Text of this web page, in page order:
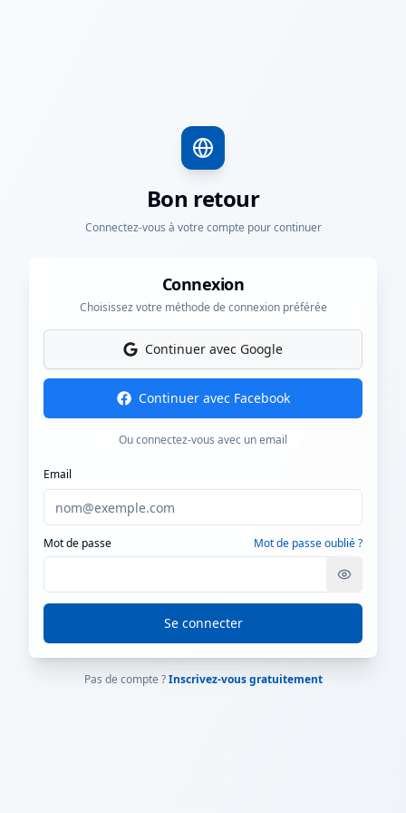
Bon retour
Connectez-vous à votre compte pour continuer
Connexion
Choisissez votre méthode de connexion préférée
Continuer avec Google
Continuer avec Facebook
Ou connectez-vous avec un email
Email
Mot de passe Mot de passe oublié ?
Se connecter
Pas de compte ? Inscrivez-vous gratuitement